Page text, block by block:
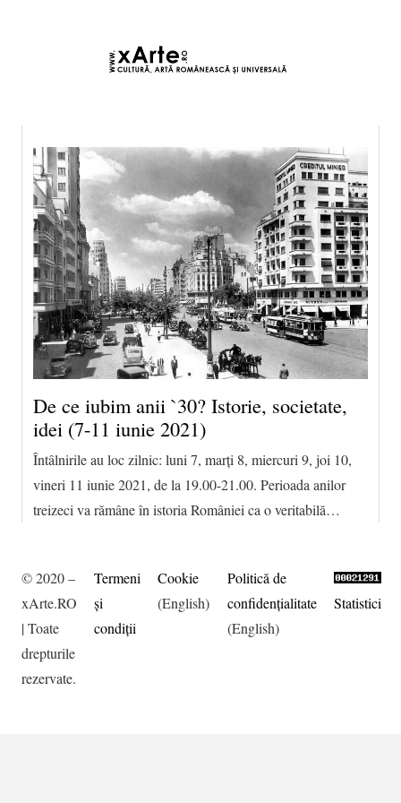
De ce iubim anii `30? Istorie, societate,
idei (7-11 iunie 2021)
Întâlnirile au loc zilnic: luni 7, marţi 8, miercuri 9, joi 10,
vineri 11 iunie 2021, de la 19.00-21.00. Perioada anilor
treizeci va rămâne în istoria României ca o veritabilă…
© 2020 –
xArte.RO
| Toate
drepturile
rezervate.
Termeni
şi
condiţii
Cookie
(English)
Politică de
confidențialitate
(English)
Statistici